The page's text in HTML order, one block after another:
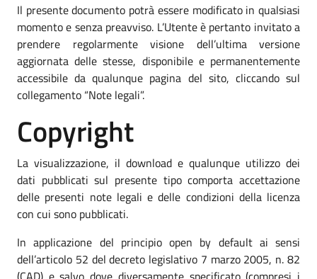
Il presente documento potrà essere modificato in qualsiasi
momento e senza preavviso. L’Utente è pertanto invitato a
prendere regolarmente visione dell’ultima versione
aggiornata delle stesse, disponibile e permanentemente
accessibile da qualunque pagina del sito, cliccando sul
collegamento “Note legali”.
Copyright
La visualizzazione, il download e qualunque utilizzo dei
dati pubblicati sul presente tipo comporta accettazione
delle presenti note legali e delle condizioni della licenza
con cui sono pubblicati.
In applicazione del principio open by default ai sensi
dell’articolo 52 del decreto legislativo 7 marzo 2005, n. 82